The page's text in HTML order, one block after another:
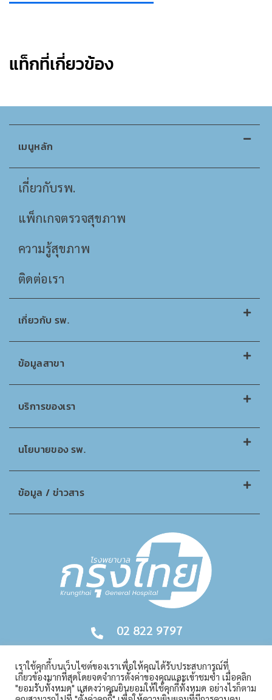
แท็กที่เกี่ยวข้อง
เมนูหลัก
เกี่ยวกับรพ.
แพ็กเกจตรวจสุขภาพ
ความรู้สุขภาพ
ติดต่อเรา
เกี่ยวกับ รพ.
ข้อมูลสาขา
บริการของเรา
นโยบายของ รพ.
ข้อมูล / ข่าวสาร
02 822 9797
เราใช้คุกกี้บนเว็บไซต์ของเราเพื่อให้คุณได้รับประสบการณ์ที่
เกี่ยวข้องมากที่สุดโดยจดจำการตั้งค่าของคุณและเข้าชมซ้ำ เมื่อคลิก
"ยอมรับทั้งหมด" แสดงว่าคุณยินยอมให้ใช้คุกกี้ทั้งหมด อย่างไรก็ตาม